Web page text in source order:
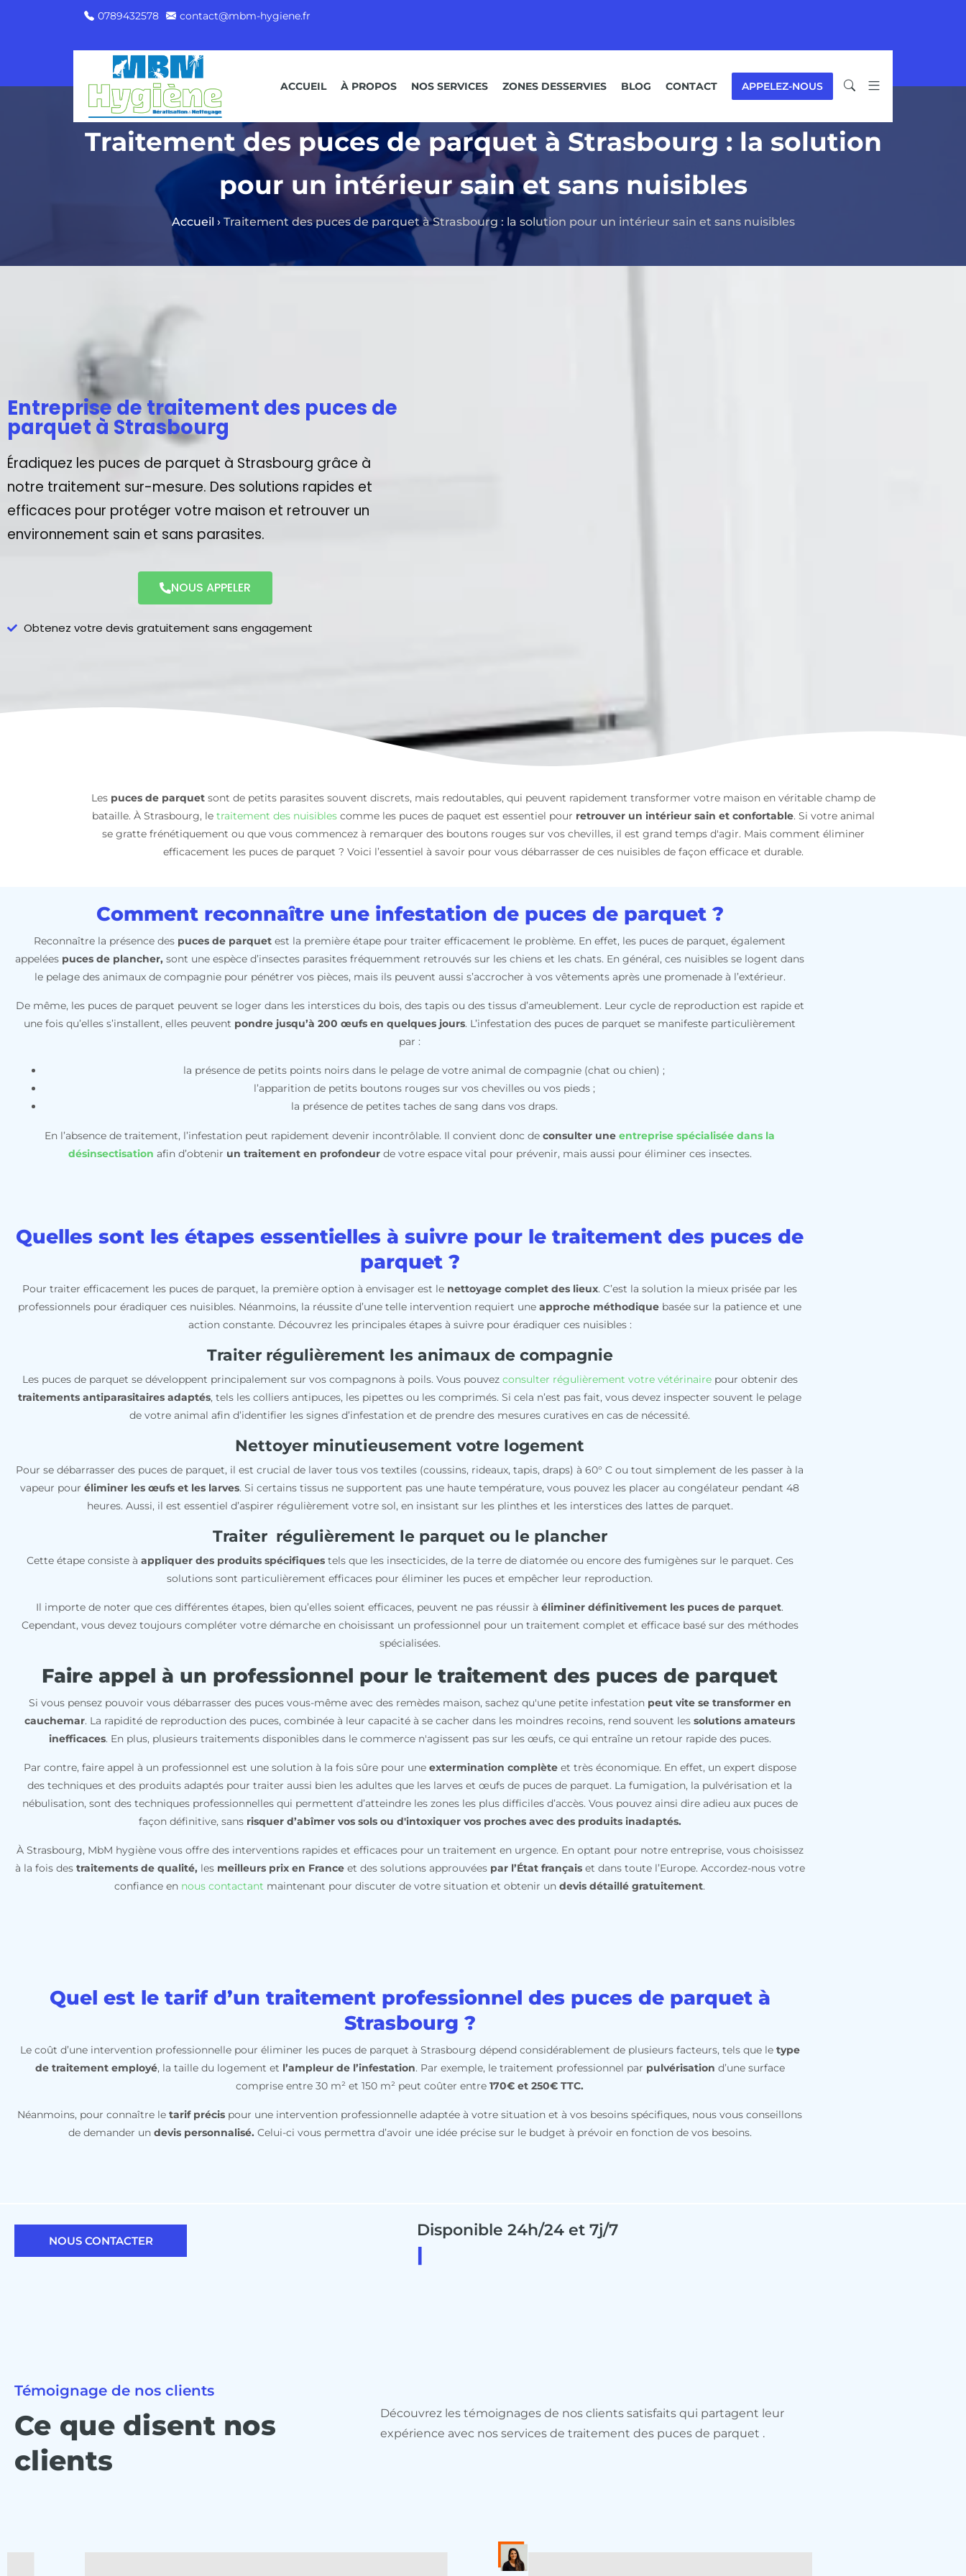
0789432578 contact@mbm-hygiene.fr
ACCUEIL À PROPOS NOS SERVICES ZONES DESSERVIES BLOG CONTACT APPELEZ-NOUS
Traitement des puces de parquet à Strasbourg : la solution
pour un intérieur sain et sans nuisibles
Accueil › Traitement des puces de parquet à Strasbourg : la solution pour un intérieur sain et sans nuisibles
Entreprise de traitement des puces de
parquet à Strasbourg
Éradiquez les puces de parquet à Strasbourg grâce à
notre traitement sur-mesure. Des solutions rapides et
efficaces pour protéger votre maison et retrouver un
environnement sain et sans parasites.
NOUS APPELER
Obtenez votre devis gratuitement sans engagement
Les puces de parquetsont de petits parasites souvent discrets, mais redoutables, qui peuvent rapidement transformer votre maison en véritable champ de
bataille. À Strasbourg, le traitement des nuisiblescomme les puces de paquet est essentiel pour retrouver un intérieur sain et confortable. Si votre animal
se gratte frénétiquement ou que vous commencez à remarquer des boutons rouges sur vos chevilles, il est grand temps d'agir. Mais comment éliminer
efficacement les puces de parquet ? Voici l’essentiel à savoir pour vous débarrasser de ces nuisibles de façon efficace et durable.
Comment reconnaître une infestation de puces de parquet ?
Reconnaître la présence des puces de parquet est la première étape pour traiter efficacement le problème. En effet, les puces de parquet, également
appelées puces de plancher, sont une espèce d’insectes parasites fréquemment retrouvés sur les chiens et les chats. En général, ces nuisibles se logent dans
le pelage des animaux de compagnie pour pénétrer vos pièces, mais ils peuvent aussi s’accrocher à vos vêtements après une promenade à l’extérieur.
De même, les puces de parquet peuvent se loger dans les interstices du bois, des tapis ou des tissus d’ameublement. Leur cycle de reproduction est rapide et
une fois qu’elles s’installent, elles peuvent pondre jusqu’à 200 œufs en quelques jours. L’infestation des puces de parquet se manifeste particulièrement
par :
la présence de petits points noirs dans le pelage de votre animal de compagnie (chat ou chien) ;
l’apparition de petits boutons rouges sur vos chevilles ou vos pieds ;
la présence de petites taches de sang dans vos draps.
En l’absence de traitement, l’infestation peut rapidement devenir incontrôlable. Il convient donc de consulter une entreprise spécialisée dans la
désinsectisation afin d’obtenir un traitement en profondeurde votre espace vital pour prévenir, mais aussi pour éliminer ces insectes.
Quelles sont les étapes essentielles à suivre pour le traitement des puces de
parquet ?
Pour traiter efficacement les puces de parquet, la première option à envisager est le nettoyage complet des lieux. C’est la solution la mieux prisée par les
professionnels pour éradiquer ces nuisibles. Néanmoins, la réussite d’une telle intervention requiert une approche méthodique basée sur la patience et une
action constante. Découvrez les principales étapes à suivre pour éradiquer ces nuisibles :
Traiter régulièrement les animaux de compagnie
Les puces de parquet se développent principalement sur vos compagnons à poils. Vous pouvez consulter régulièrement votre vétérinairepour obtenir des
traitements antiparasitaires adaptés, tels les colliers antipuces, les pipettes ou les comprimés. Si cela n’est pas fait, vous devez inspecter souvent le pelage
de votre animal afin d’identifier les signes d’infestation et de prendre des mesures curatives en cas de nécessité.
Nettoyer minutieusement votre logement
Pour se débarrasser des puces de parquet, il est crucial de laver tous vos textiles (coussins, rideaux, tapis, draps) à 60° C ou tout simplement de les passer à la
vapeur pour éliminer les œufs et les larves. Si certains tissus ne supportent pas une haute température, vous pouvez les placer au congélateur pendant 48
heures. Aussi, il est essentiel d’aspirer régulièrement votre sol, en insistant sur les plinthes et les interstices des lattes de parquet.
Traiter régulièrement le parquet ou le plancher
Cette étape consiste à appliquer des produits spécifiques tels que les insecticides, de la terre de diatomée ou encore des fumigènes sur le parquet. Ces
solutions sont particulièrement efficaces pour éliminer les puces et empêcher leur reproduction.
Il importe de noter que ces différentes étapes, bien qu’elles soient efficaces, peuvent ne pas réussir à éliminer définitivement les puces de parquet.
Cependant, vous devez toujours compléter votre démarche en choisissant un professionnel pour un traitement complet et efficace basé sur des méthodes
spécialisées.
Faire appel à un professionnel pour le traitement des puces de parquet
Si vous pensez pouvoir vous débarrasser des puces vous-même avec des remèdes maison, sachez qu'une petite infestation peut vite se transformer en
cauchemar. La rapidité de reproduction des puces, combinée à leur capacité à se cacher dans les moindres recoins, rend souvent les solutions amateurs
inefficaces. En plus, plusieurs traitements disponibles dans le commerce n'agissent pas sur les œufs, ce qui entraîne un retour rapide des puces.
Par contre, faire appel à un professionnel est une solution à la fois sûre pour une extermination complèteet très économique. En effet, un expert dispose
des techniques et des produits adaptés pour traiter aussi bien les adultes que les larves et œufs de puces de parquet. La fumigation, la pulvérisation et la
nébulisation, sont des techniques professionnelles qui permettent d’atteindre les zones les plus difficiles d’accès. Vous pouvez ainsi dire adieu aux puces de
façon définitive, sans risquer d’abîmer vos sols ou d'intoxiquer vos proches avec des produits inadaptés.
À Strasbourg, MbM hygiène vous offre des interventions rapides et efficaces pour un traitement en urgence. En optant pour notre entreprise, vous choisissez
à la fois des traitementsde qualité,les meilleurs prix en Franceet des solutions approuvéespar l’État françaiset dans toute l’Europe. Accordez-nous votre
confiance en nous contactant maintenant pour discuter de votre situation et obtenir un devis détaillé gratuitement.
Quel est le tarif d’un traitement professionnel des puces de parquet à
Strasbourg ?
Le coût d’une intervention professionnelle pour éliminer les puces de parquet à Strasbourg dépend considérablement de plusieurs facteurs, tels que le type
de traitement employé, la taille du logement et l’ampleur de l’infestation. Par exemple, le traitement professionnel par pulvérisation d’une surface
comprise entre 30 m² et 150 m² peut coûter entre 170€ et 250€ TTC.
Néanmoins, pour connaître le tarif précis pour une intervention professionnelle adaptée à votre situation et à vos besoins spécifiques, nous vous conseillons
de demander un devis personnalisé. Celui-ci vous permettra d’avoir une idée précise sur le budget à prévoir en fonction de vos besoins.
NOUS CONTACTER
Disponible 24h/24 et 7j/7
0789432
Témoignage de nos clients
Ce que disent nos
clients
Découvrez les témoignages de nos clients satisfaits qui partagent leur
expérience avec nos services de traitement des puces de parquet .